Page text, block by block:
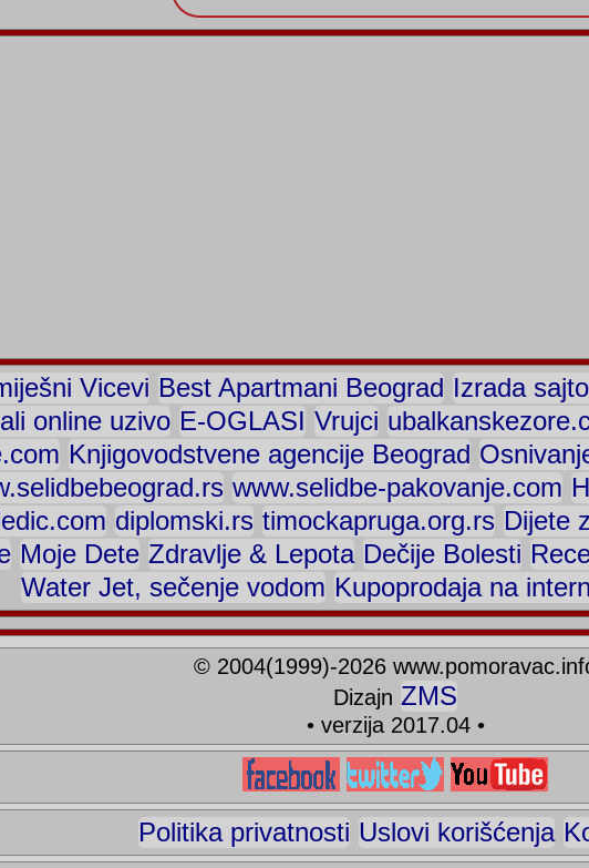
Vicevi Best Apartmani Beograd Izrada
online uzivo E-OGLASI Vrujci
Knjigovodstvene agencije Beograd
www.selidbe-pakovanje.com
diplomski.rs timockapruga.org.rs Dijete
Moje Dete Zdravlje & Lepota Dečije Bolesti
Water Jet, sečenje vodom Kupoprodaja na
© 2004(1999)-2026
Dizajn ZMS
• verzija 2017.04 •
Politika privatnosti Uslovi korišćenja